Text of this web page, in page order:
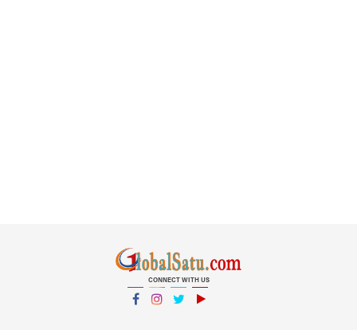
CONNECT WITH US